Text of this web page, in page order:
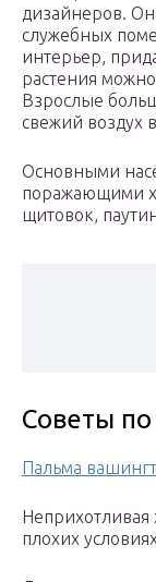
дизайнеров.
служебных
интерьер,
растения
Взрослые
свежий воздух
Основными
поражающими
щитовок,
Советы по
Пальма
Неприхотливая
плохих